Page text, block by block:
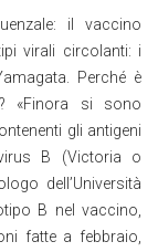
il vaccino
virali circolanti: i
Perché è
«Finora si sono
gli antigeni
B (Victoria o
dell’Università
B nel vaccino,
fatte a febbraio,